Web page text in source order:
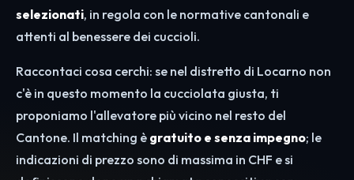
selezionati, in regola con le normative cantonali e
attenti al benessere dei cuccioli.
Raccontaci cosa cerchi: se nel distretto di Locarno non
c'è in questo momento la cucciolata giusta, ti
proponiamo l'allevatore più vicino nel resto del
Cantone. Il matching è gratuito e senza impegno; le
indicazioni di prezzo sono di massima in CHF e si